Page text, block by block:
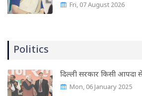
Fri, 07 August 2026
Politics
दिल्ली सरकार किसी आपदा
Mon, 06 January 2025